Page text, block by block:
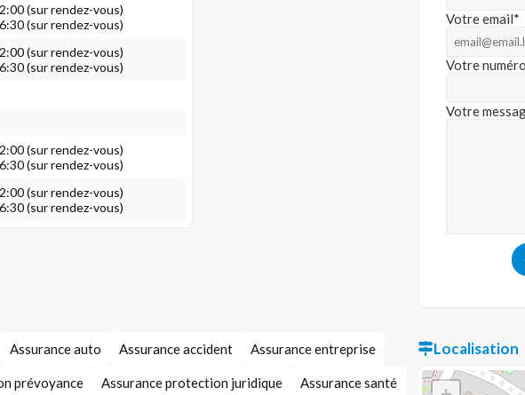
(sur rendez-vous)
(sur rendez-vous)
(sur rendez-vous)
(sur rendez-vous)
(sur rendez-vous)
(sur rendez-vous)
(sur rendez-vous)
(sur rendez-vous)
Assurance auto Assurance accident Assurance entreprise
prévoyance Assurance protection juridique Assurance santé
Votre email*
Votre
Votre
Localisation